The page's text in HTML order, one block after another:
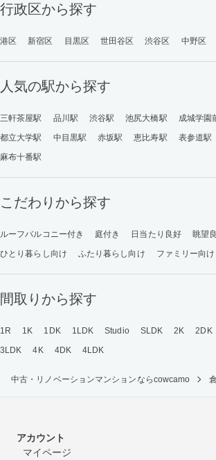
行政区から探す
港区 新宿区 目黒区 世田谷区 渋谷区 中野区
人気の駅から探す
三軒茶屋駅 品川駅 渋谷駅 池尻大橋駅 成城学園
都立大学駅
中目黒駅 赤坂駅 恵比寿駅 表参道駅
麻布十番駅
こだわりから探す
ルーフバルコニー付き 庭付き 日当たり良好 眺望
ひとり暮らし向け
ふたり暮らし向け ファミリー向け
間取りから探す
1R 1K 1DK 1LDK Studio SLDK 2K 2DK
3LDK
4K 4DK 4LDK
中古・リノベーションマンションならcowcamo
アカウント
マイページ